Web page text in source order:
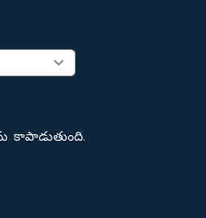
కాపాడుతుంది.